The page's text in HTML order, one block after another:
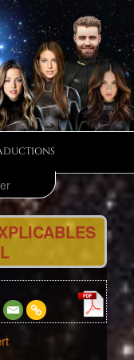
Recherche
des